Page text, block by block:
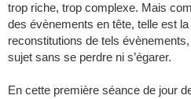
trop riche, trop complexe. Mais
des évènements en tête, telle est
reconstitutions de tels
sujet sans se perdre ni s’égarer.
En cette première séance de jour